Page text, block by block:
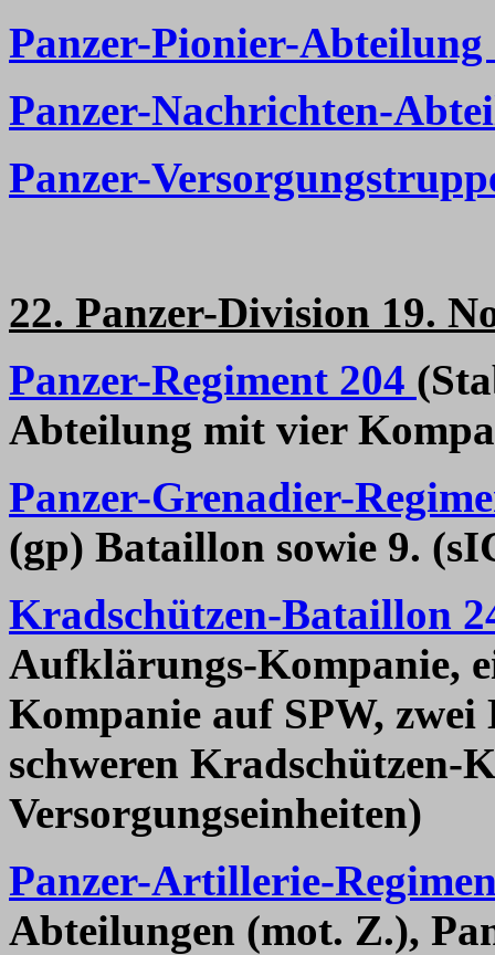
Panzer-Pionier-Abteilung
Panzer-Nachrichten-
Panzer-
22. Panzer-Division 19.
Panzer-Regiment 204 (
Abteilung mit vier
Panzer-Grenadier-
(gp) Bataillon sowie 9.
Kradschützen-Bataillon
Aufklärungs-Kompanie,
Kompanie auf SPW,
schweren Kradschützen-
Versorgungseinheiten)
Panzer-Artillerie-
Abteilungen (mot. Z.),